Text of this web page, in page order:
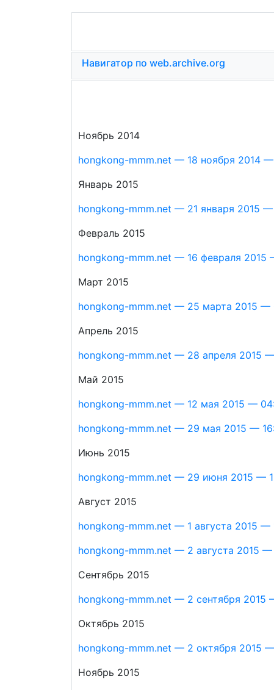
Навигатор по web.archive.org
Ноябрь 2014
hongkong-mmm.net — 18 ноября 2014
Январь 2015
hongkong-mmm.net — 21 января 2015
Февраль 2015
hongkong-mmm.net — 16 февраля 2015
Март 2015
hongkong-mmm.net — 25 марта 2015 —
Апрель 2015
hongkong-mmm.net — 28 апреля 2015 —
Май 2015
hongkong-mmm.net — 12 мая 2015 —
hongkong-mmm.net — 29 мая 2015 —
Июнь 2015
hongkong-mmm.net — 29 июня 2015 —
Август 2015
hongkong-mmm.net — 1 августа 2015 —
hongkong-mmm.net — 2 августа 2015 —
Сентябрь 2015
hongkong-mmm.net — 2 сентября 2015
Октябрь 2015
hongkong-mmm.net — 2 октября 2015
Ноябрь 2015